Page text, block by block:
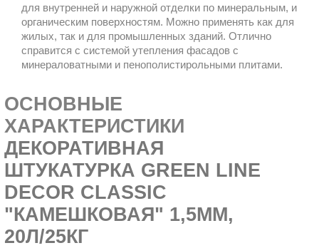
для внутренней и наружной отделки по минеральным, и
органическим поверхностям. Можно применять как для
жилых, так и для промышленных зданий. Отлично
справится с системой утепления фасадов с
минераловатными и пенополистирольными плитами.
ОСНОВНЫЕ
ХАРАКТЕРИСТИКИ
ДЕКОРАТИВНАЯ
ШТУКАТУРКА GREEN LINE
DECOR CLASSIC
"КАМЕШКОВАЯ" 1,5ММ,
20Л/25КГ